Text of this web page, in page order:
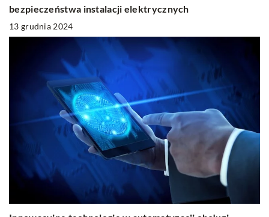
bezpieczeństwa instalacji elektrycznych
13 grudnia 2024